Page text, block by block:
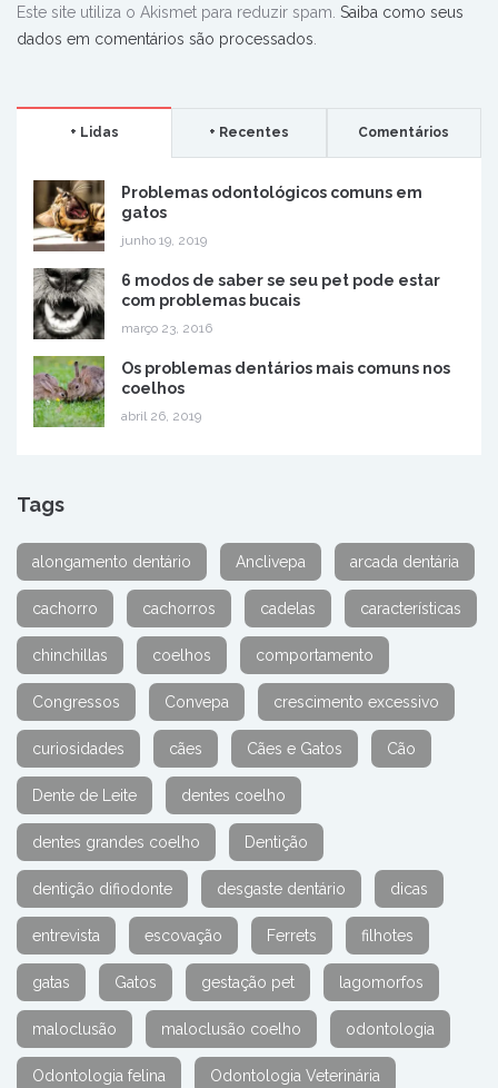
Este site utiliza o Akismet para reduzir spam. Saiba como seus
dados em comentários são processados.
+ Lidas + Recentes Comentários
Problemas odontológicos comuns em
gatos
junho 19, 2019
6 modos de saber se seu pet pode estar
com problemas bucais
março 23, 2016
Os problemas dentários mais comuns nos
coelhos
abril 26, 2019
Tags
alongamento dentário Anclivepa arcada dentária
cachorro cachorros cadelas características
chinchillas coelhos comportamento
Congressos Convepa crescimento excessivo
curiosidades cães Cães e Gatos Cão
Dente de Leite dentes coelho
dentes grandes coelho Dentição
dentição difiodonte desgaste dentário dicas
entrevista escovação Ferrets filhotes
gatas Gatos gestação pet lagomorfos
maloclusão maloclusão coelho odontologia
Odontologia felina Odontologia Veterinária